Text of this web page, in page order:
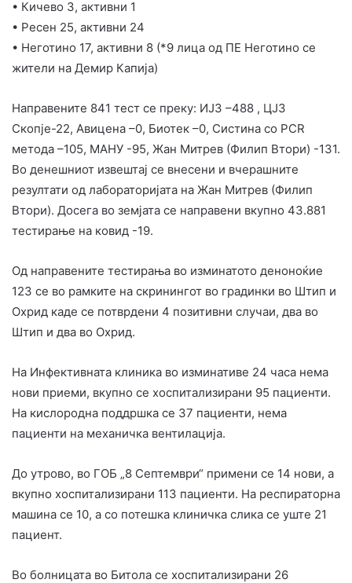
• Кичево 3, активни 1
• Ресен 25, активни 24
• Неготино 17, активни 8 (*9 лица од ПЕ Неготино се
жители на Демир Капија)
Направените 841 тест се преку: ИЈЗ –488 , ЦЈЗ
Скопје-22, Авицена –0, Биотек –0, Систина со PCR
метода –105, МАНУ -95, Жан Митрев (Филип Втори) -131.
Во денешниот извештај се внесени и вчерашните
резултати од лабораторијата на Жан Митрев (Филип
Втори). Досега во земјата се направени вкупно 43.881
тестирање на ковид -19.
Од направените тестирања во изминатото деноноќие
123 се во рамките на скринингот во градинки во Штип и
Охрид каде се потврдени 4 позитивни случаи, два во
Штип и два во Охрид.
На Инфективната клиника во изминативе 24 часа нема
нови приеми, вкупно се хоспитализирани 95 пациенти.
На кислородна поддршка се 37 пациенти, нема
пациенти на механичка вентилација.
До утрово, во ГОБ „8 Септември“ примени се 14 нови, а
вкупно хоспитализирани 113 пациенти. На респираторна
машина се 10, a со потешка клиничка слика се уште 21
пациент.
Во болницата во Битола се хоспитализирани 26